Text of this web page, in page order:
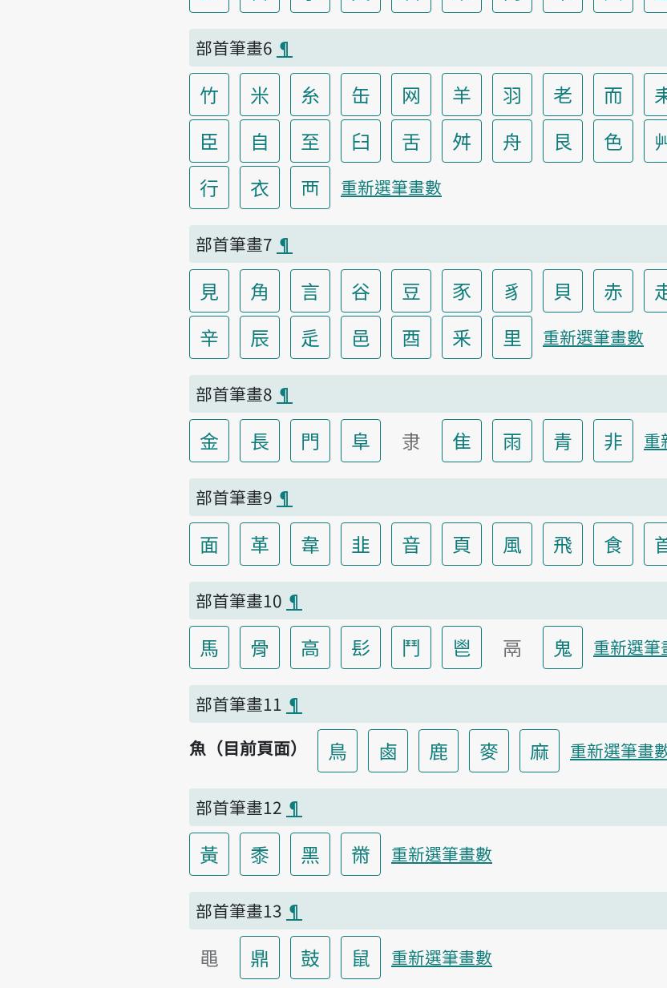
部首筆畫6 ¶
竹 米 糸 缶 网 羊 羽 老 而
臣
自 至 臼 舌 舛 舟 艮 色
行
衣 襾 重新選筆畫數
部首筆畫7 ¶
見 角 言 谷 豆 豕 豸 貝 赤
辛
辰 辵 邑 酉 釆 里 重新選筆畫數
部首筆畫8 ¶
金 長 門 阜 隶 隹 雨 青 非 重
部首筆畫9 ¶
面 革 韋 韭 音 頁 風 飛 食
部首筆畫10 ¶
馬 骨 高 髟 鬥 鬯 鬲 鬼 重新選筆
部首筆畫11 ¶
魚（目前頁面）
鳥 鹵 鹿 麥 麻 重新選筆畫
部首筆畫12 ¶
黃 黍 黑 黹 重新選筆畫數
部首筆畫13 ¶
黽 鼎 鼓 鼠 重新選筆畫數